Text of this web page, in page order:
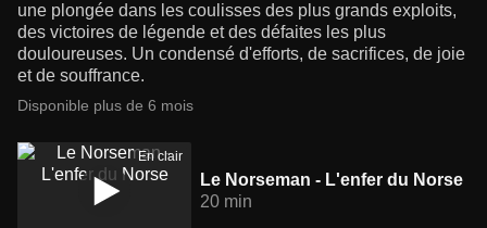
une plongée dans les coulisses des plus grands exploits,
des victoires de légende et des défaites les plus
douloureuses. Un condensé d'efforts, de sacrifices, de joie
et de souffrance.
Disponible plus de 6 mois
En clair
Le Norseman - L'enfer du Norse
20 min